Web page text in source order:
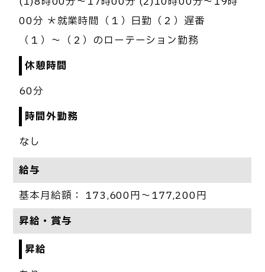
00分 ＊就業時間（１）日勤（２）遅番
（１）～（２）のローテーション勤務
休憩時間
60分
時間外勤務
なし
給与
基本月給額： 173,600円～177,200円
昇給・賞与
昇給